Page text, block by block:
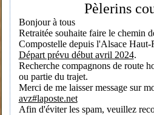
Pèlerins
Bonjour à tous
Retraitée souhaite faire le chemin
Compostelle depuis l'Alsace Haut-
Départ prévu début avril 2024.
Recherche compagnons de route
ou partie du trajet.
Merci de me laisser message sur
avz#laposte.net
Afin d'éviter les spam, veuillez